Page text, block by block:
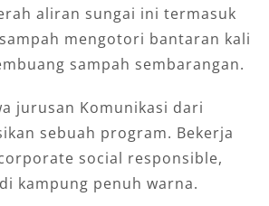
aliran sungai ini termasuk
mengotori bantaran kali
sampah sembarangan.
jurusan Komunikasi dari
sebuah program. Bekerja
social responsible,
kampung penuh warna.